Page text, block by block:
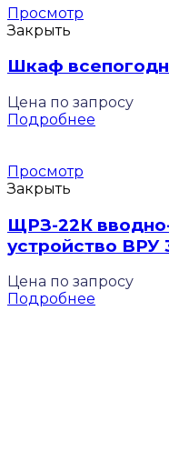
Просмотр
Закрыть
Шкаф
Цена по запросу
Подробнее
Просмотр
Закрыть
ЩРЗ-22К
устройство ВРУ
Цена по запросу
Подробнее